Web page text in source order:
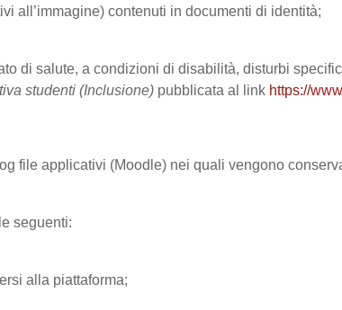
all’immagine) contenuti in documenti di identità;
di salute, a condizioni di disabilità, disturbi
studenti (Inclusione) pubblicata al link https://
file applicativi (Moodle) nei quali vengono
seguenti:
alla piattaforma;